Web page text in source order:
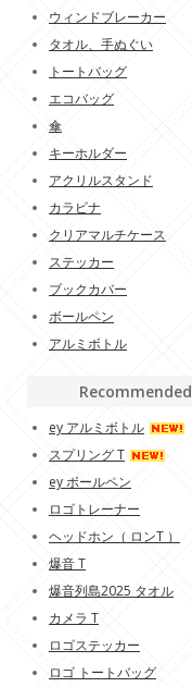
ウィンドブレーカー
タオル、手ぬぐい
トートバッグ
エコバッグ
傘
キーホルダー
アクリルスタンド
カラビナ
クリアマルチケース
ステッカー
ブックカバー
ボールペン
アルミボトル
Recommended
ey アルミボトル
スプリング T
ey ボールペン
ロゴトレーナー
ヘッドホン（ ロンT ）
爆音 T
爆音列島2025 タオル
カメラ T
ロゴステッカー
ロゴ トートバッグ